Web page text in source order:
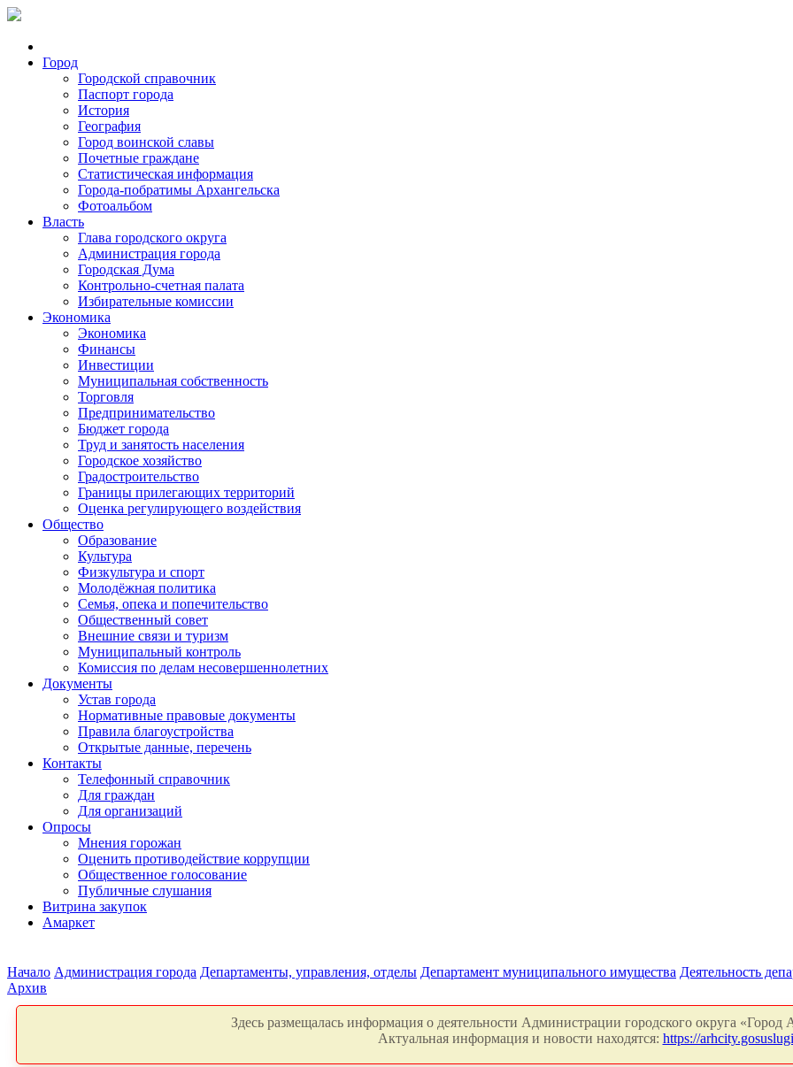
Город
Городской справочник
Паспорт города
История
География
Город воинской славы
Почетные граждане
Статистическая информация
Города-побратимы Архангельска
Фотоальбом
Власть
Глава городского округа
Администрация города
Городская Дума
Контрольно-счетная палата
Избирательные комиссии
Экономика
Экономика
Финансы
Инвестиции
Муниципальная собственность
Торговля
Предпринимательство
Бюджет города
Труд и занятость населения
Городское хозяйство
Градостроительство
Границы прилегающих территорий
Оценка регулирующего воздействия
Общество
Образование
Культура
Физкультура и спорт
Молодёжная политика
Семья, опека и попечительство
Общественный совет
Внешние связи и туризм
Муниципальный контроль
Комиссия по делам несовершеннолетних
Документы
Устав города
Нормативные правовые документы
Правила благоустройства
Открытые данные, перечень
Контакты
Телефонный справочник
Для граждан
Для организаций
Опросы
Мнения горожан
Оценить противодействие коррупции
Общественное голосование
Публичные слушания
Витрина закупок
Амаркет
Начало Администрация города Департаменты, управления, отделы Департамент муниципального имущества Деятельность
Архив
Здесь размещалась информация о деятельности Администрации городского округа «Город
Актуальная информация и новости находятся: https://